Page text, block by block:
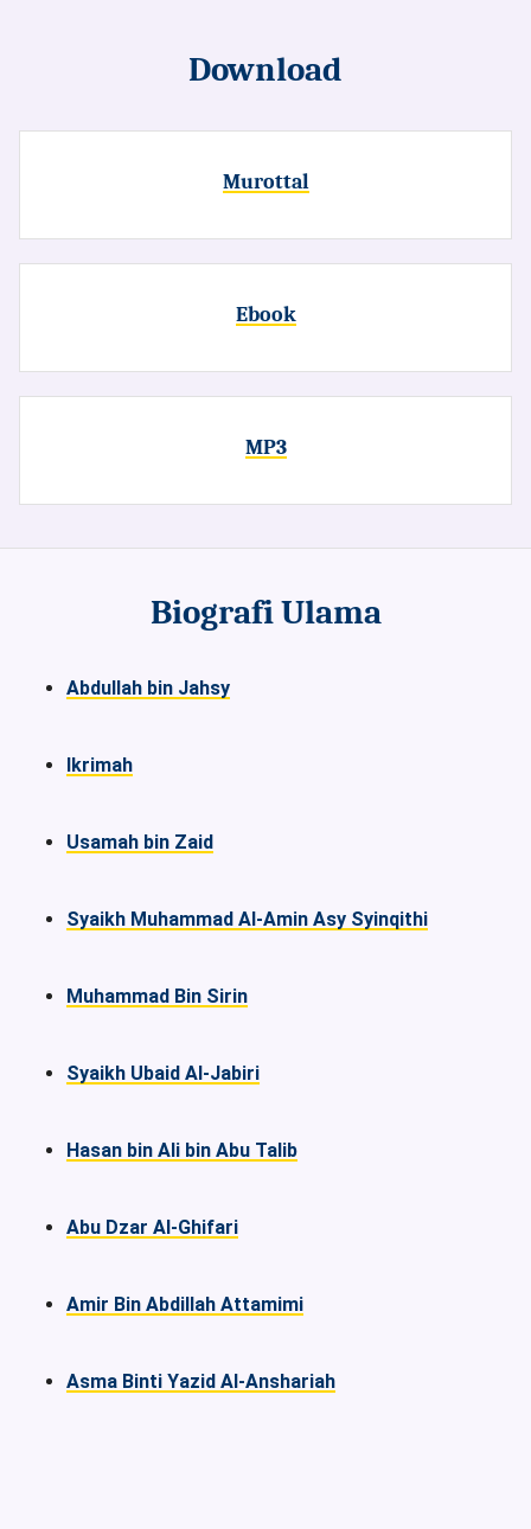
Download
Murottal
Ebook
MP3
Biografi Ulama
Abdullah bin Jahsy
Ikrimah
Usamah bin Zaid
Syaikh Muhammad Al-Amin Asy Syinqithi
Muhammad Bin Sirin
Syaikh Ubaid Al-Jabiri
Hasan bin Ali bin Abu Talib
Abu Dzar Al-Ghifari
Amir Bin Abdillah Attamimi
Asma Binti Yazid Al-Anshariah